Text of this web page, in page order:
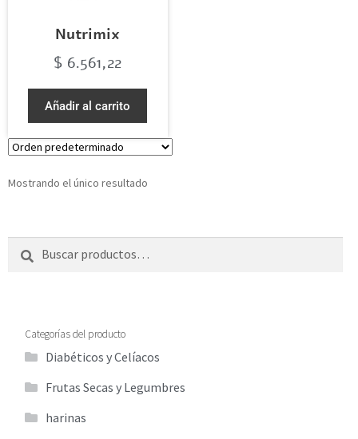
Categorías del producto
Diabéticos y Celíacos
Frutas Secas y Legumbres
harinas
Nutrimix
$ 6.561,22
Añadir al carrito
Mostrando el único resultado